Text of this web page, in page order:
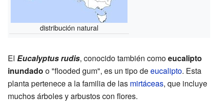
distribución natural
El Eucalyptus rudis, conocido también comoeucalipto
inundado o "flooded gum", es un tipo deeucalipto. Esta
planta pertenece a la familia de las mirtáceas, que incluye
muchos árboles y arbustos con flores.